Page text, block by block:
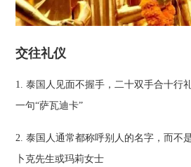
交往礼仪
1. 泰国人见面不握手，二十双手合十行
一句“萨瓦迪卡”
2. 泰国人通常都称呼别人的名字，而不
卜克先生或玛莉女士